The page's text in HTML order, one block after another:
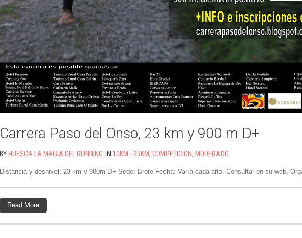
Carrera Paso del Onso, 23 km y 900 m D+
BY HUESCA LA MAGIA DEL RUNNING IN 10KM - 25KM, COMPETICIÓN, MODERADO
Distancia y desnivel: 23 km y 900m D+ Sede: Broto Fecha: Varía cada año. Consultar en su web.
Read More